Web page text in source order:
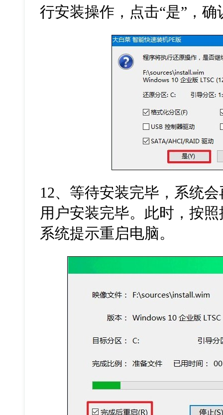
行安装操作，点击“是”，
12、等待安装完毕，系统
用户安装完毕。此时，按
系统提示重启电脑。